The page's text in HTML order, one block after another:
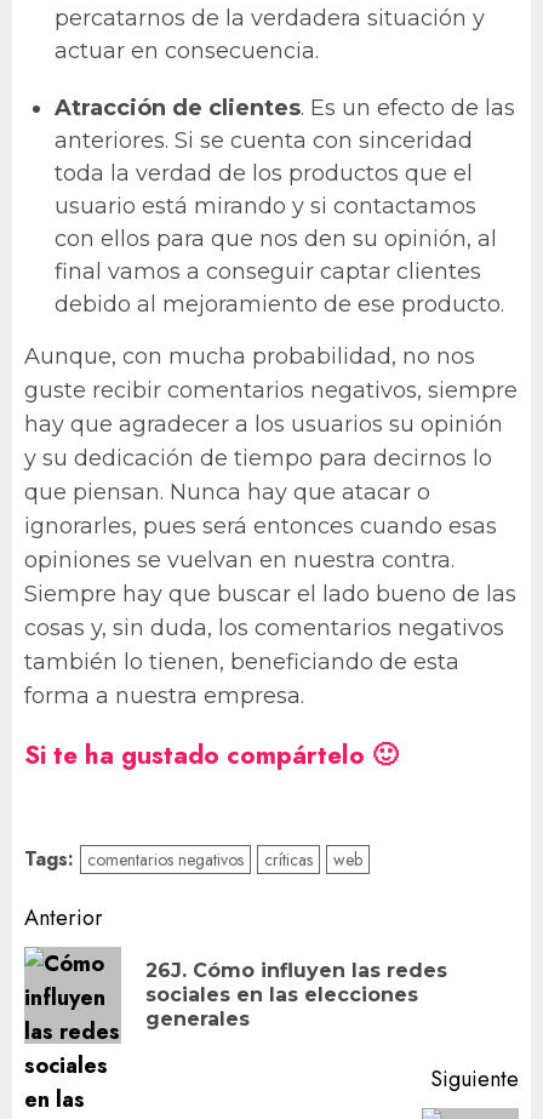
percatarnos de la verdadera situación y
actuar en consecuencia.
Atracción de clientes. Es un efecto de las
anteriores. Si se cuenta con sinceridad
toda la verdad de los productos que el
usuario está mirando y si contactamos
con ellos para que nos den su opinión, al
final vamos a conseguir captar clientes
debido al mejoramiento de ese producto.
Aunque, con mucha probabilidad, no nos
guste recibir comentarios negativos, siempre
hay que agradecer a los usuarios su opinión
y su dedicación de tiempo para decirnos lo
que piensan. Nunca hay que atacar o
ignorarles, pues será entonces cuando esas
opiniones se vuelvan en nuestra contra.
Siempre hay que buscar el lado bueno de las
cosas y, sin duda, los comentarios negativos
también lo tienen, beneficiando de esta
forma a nuestra empresa.
Si te ha gustado compártelo 🙂
Tags: comentarios negativos críticas web
Navegación
de
entradas
Anterior
26J. Cómo influyen las redes
sociales en las elecciones
generales
Siguiente